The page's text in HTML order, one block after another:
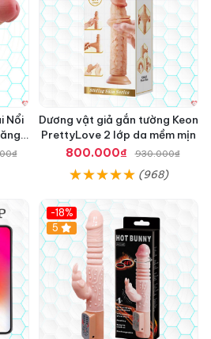
Nổi
Dương vật giả gắn tường Keon
PrettyLove 2 lớp da mềm mịn
800.000₫
930.000₫
(968)
-18%
Hot
5